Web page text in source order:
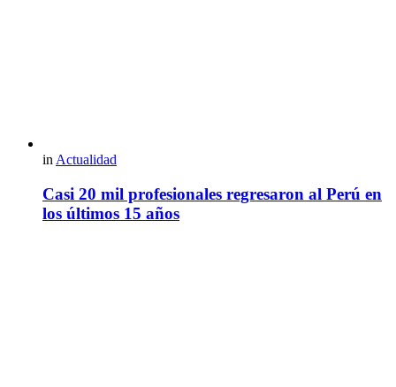
in Actualidad
Casi 20 mil profesionales regresaron al Perú en
los últimos 15 años